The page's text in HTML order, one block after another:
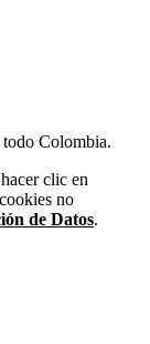
todo Colombia.
clic en
no
de Datos.